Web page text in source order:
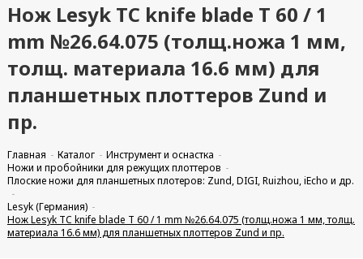
Нож Lesyk TC knife blade T 60 / 1
mm №26.64.075 (толщ.ножа 1 мм,
толщ. материала 16.6 мм) для
планшетных плоттеров Zund и
пр.
Главная Каталог
Инструмент и оснастка
Ножи и пробойники для режущих плоттеров
Плоские ножи для планшетных плотеров: Zund, DIGI, Ruizhou, iEcho и др.
Lesyk (Германия)
Нож Lesyk TC knife blade T 60 / 1 mm №26.64.075 (толщ.ножа 1 мм, толщ.
материала 16.6 мм) для планшетных плоттеров Zund и пр.